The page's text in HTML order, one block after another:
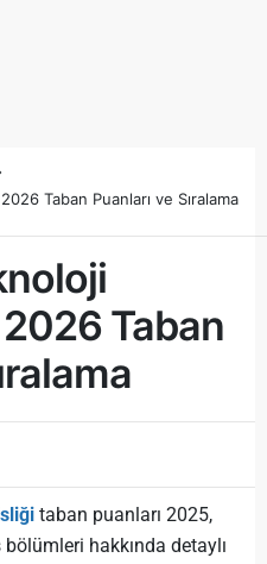
Taban Puanları ve Sıralama
Taban
taban puanları 2025,
hakkında detaylı